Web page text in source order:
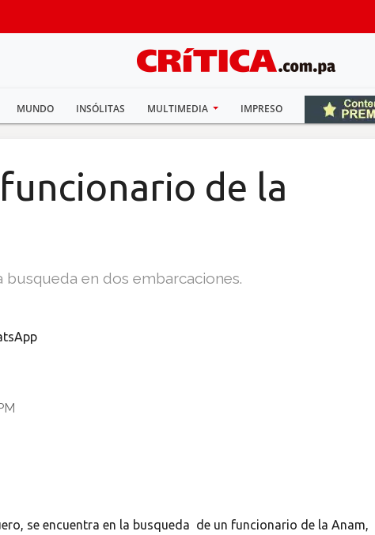
MUNDO INSÓLITAS MULTIMEDIA IMPRESO
de la
busqueda en dos embarcaciones.
se encuentra en la busqueda de un funcionario de la Anam,